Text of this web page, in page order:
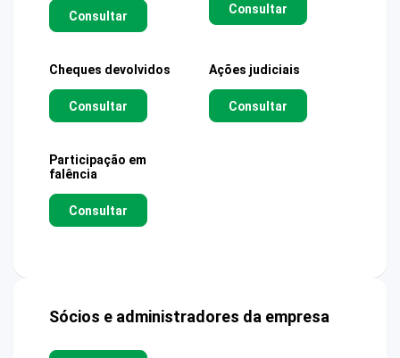
Consultar Consultar
Cheques devolvidos
Consultar
Ações judiciais
Consultar
Participação em
falência
Consultar
Sócios e administradores da empresa